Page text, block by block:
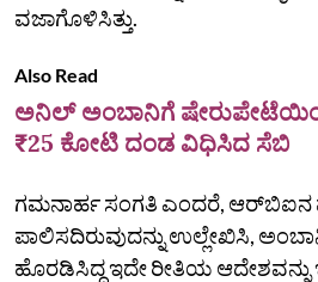
ವಜಾಗೊಳಿಸಿತ್ತು.
Also Read
ಅನಿಲ್‌ ಅಂಬಾನಿಗೆ
₹25 ಕೋಟಿ ದಂಡ ವಿಧಿಸಿದ ಸೆಬಿ
ಗಮನಾರ್ಹ ಸಂಗತಿ ಎಂದರೆ, ಆರ್‌ಬಿಐನ
ಪಾಲಿಸದಿರುವುದನ್ನು ಉಲ್ಲೇಖಿಸಿ,
ಹೊರಡಿಸಿದ್ದ ಇದೇ ರೀತಿಯ